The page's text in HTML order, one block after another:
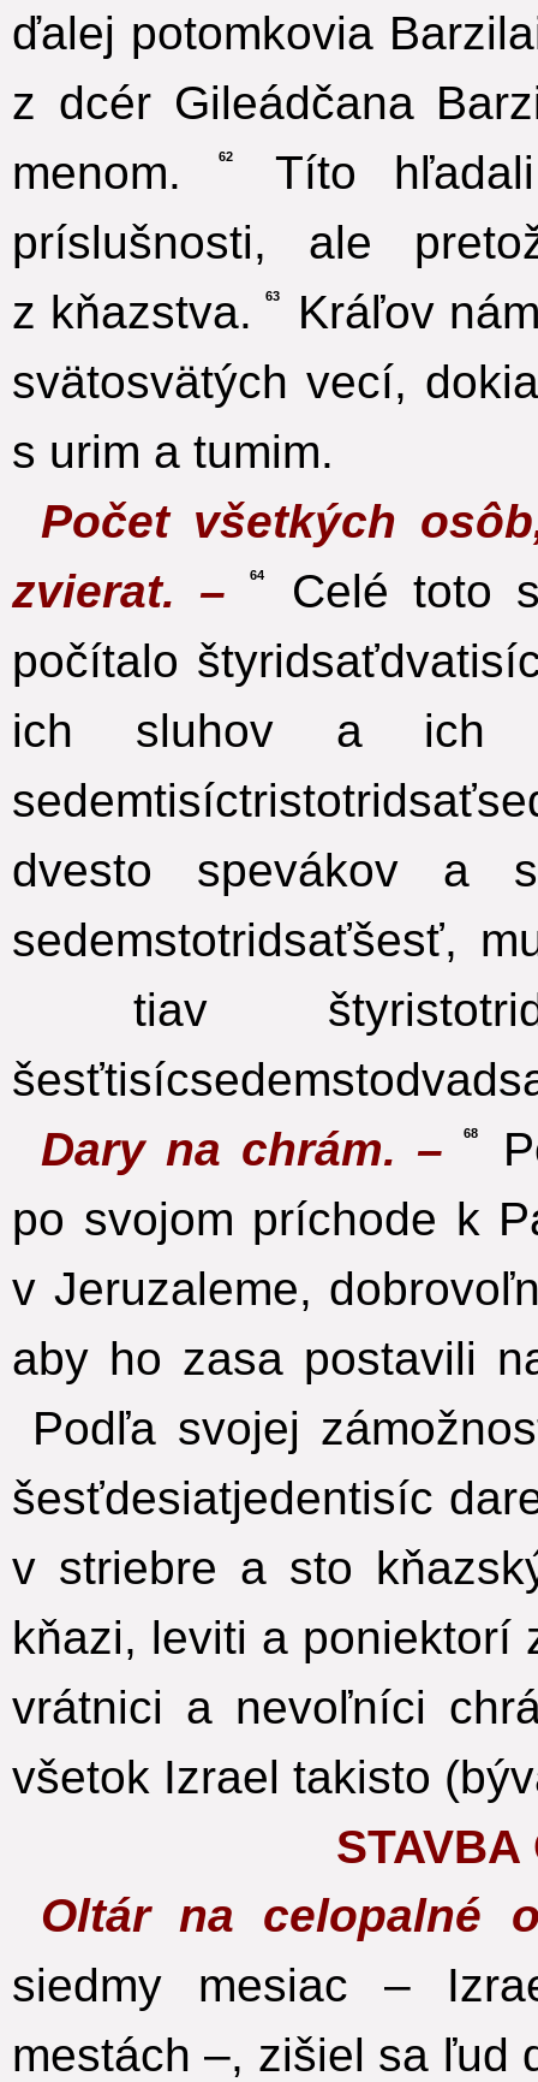
ďalej potomkovia
z dcér Gileádčana
menom.
62
Títo
príslušnosti, ale
z kňazstva.
63
Kráľov
svätosvätých vecí,
s urim a tumim.
Počet všetkých
zvierat. –
64
Celé toto
počítalo
ich sluhov a ich
dvesto spevákov a
sedemstotridsaťšesť,
tiav
Dary na chrám. –68
po svojom príchode k
v Jeruzaleme,
aby ho zasa postavili
Podľa svojej
šesťdesiatjedentisíc
v striebre a sto
kňazi, leviti a poniektorí
vrátnici a nevoľníci
všetok Izrael takisto
STAVBA
Oltár na celopalné
siedmy mesiac –
mestách –, zišiel sa ľud